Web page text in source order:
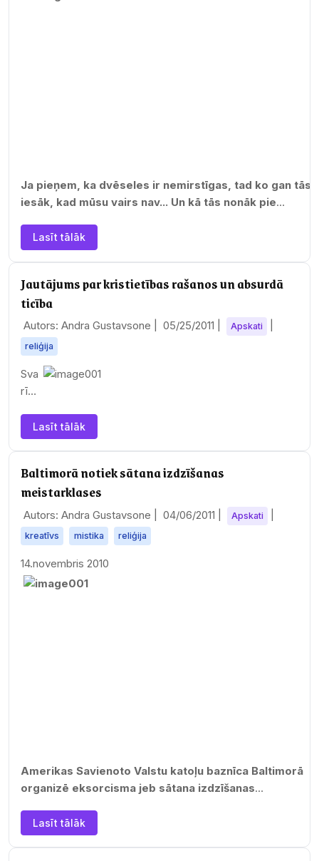
Ja pieņem, ka dvēseles ir nemirstīgas, tad ko gan tās
iesāk, kad mūsu vairs nav... Un kā tās nonāk pie
Lasīt tālāk
Jautājums par kristietības rašanos un absurdā
ticība
Autors: Andra Gustavsone | 05/25/2011 Apskati
reliģija
Sva
rīga
jaut
āju
par
kris
tietī
bas
būtī
bu.
Tra
Lasīt tālāk
Baltimorā notiek sātana izdzīšanas
meistarklases
Autors: Andra Gustavsone | 04/06/2011 Apskati
kreatīvs mistika reliģija
14.novembris 2010
Amerikas Savienoto Valstu katoļu baznīca Baltimorā
organizē eksorcisma jeb sātana izdzīšanas
Lasīt tālāk